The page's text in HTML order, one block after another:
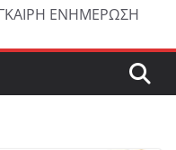
ΕΝΗΜΕΡΩΣΗ